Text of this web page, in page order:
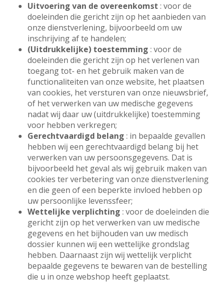
Uitvoering van de overeenkomst : voor de
doeleinden die gericht zijn op het aanbieden van
onze dienstverlening, bijvoorbeeld om uw
inschrijving af te handelen;
(Uitdrukkelijke) toestemming : voor de
doeleinden die gericht zijn op het verlenen van
toegang tot- en het gebruik maken van de
functionaliteiten van onze website, het plaatsen
van cookies, het versturen van onze nieuwsbrief,
of het verwerken van uw medische gegevens
nadat wij daar uw (uitdrukkelijke) toestemming
voor hebben verkregen;
Gerechtvaardigd belang : in bepaalde gevallen
hebben wij een gerechtvaardigd belang bij het
verwerken van uw persoonsgegevens. Dat is
bijvoorbeeld het geval als wij gebruik maken van
cookies ter verbetering van onze dienstverlening
en die geen of een beperkte invloed hebben op
uw persoonlijke levenssfeer;
Wettelijke verplichting : voor de doeleinden die
gericht zijn op het verwerken van uw medische
gegevens en het bijhouden van uw medisch
dossier kunnen wij een wettelijke grondslag
hebben. Daarnaast zijn wij wettelijk verplicht
bepaalde gegevens te bewaren van de bestelling
die u in onze webshop heeft geplaatst.